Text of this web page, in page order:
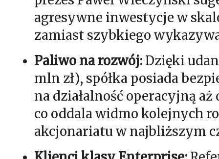
agresywne inwestycje w
zamiast szybkiego
Paliwo na rozwój: Dzięki
mln zł), spółka posiada
na działalność operacyjną aż
co oddala widmo kolejnych
akcjonariatu w najbliższym